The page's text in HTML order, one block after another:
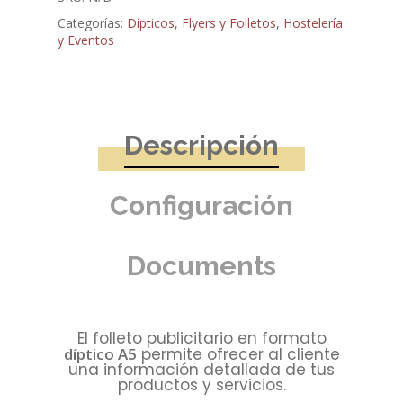
Categorías: Dípticos, Flyers y Folletos, Hostelería
y Eventos
Descripción
Configuración
Documents
El folleto publicitario en formato
díptico A5 permite ofrecer al cliente
una información detallada de tus
productos y servicios.